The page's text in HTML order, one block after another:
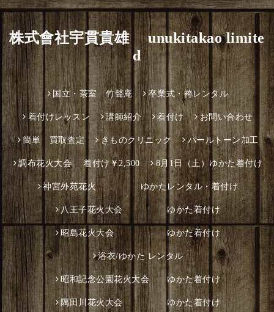
株式會社宇貫貴雄 unukitakao limite
d
国立・茶室 竹聲庵 卒業式・袴レンタル
着付けレッスン 講師紹介 着付け お問い合わせ
簡単 買取査定 きものクリニック パールトーン加工
調布花火大会 着付け￥2,500 8月1日（土）ゆかた着付け
神宮外苑花火 ゆかたレンタル・着付け
八王子花火大会 ゆかた着付け
昭島花火大会 ゆかた着付け
浴衣/ゆかた レンタル
昭和記念公園花火大会 ゆかた着付け
隅田川花火大会 ゆかた着付け